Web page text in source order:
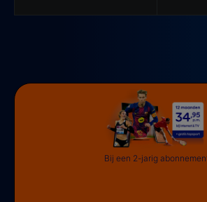
Bij een 2-jarig